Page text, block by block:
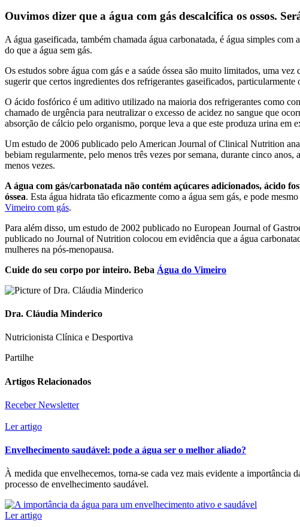
Ouvimos dizer que a água com gás descalcifica os ossos.
A água gaseificada, também chamada água carbonatada, é água simples
do que a água sem gás.
Os estudos sobre água com gás e a saúde óssea são muito limitados, uma
sugerir que certos ingredientes dos refrigerantes gaseificados,
O ácido fosfórico é um aditivo utilizado na maioria dos refrigerantes como
chamado de urgência para neutralizar o excesso de acidez no sangue que
absorção de cálcio pelo organismo, porque leva a que este produza urina em
Um estudo de 2006 publicado pelo American Journal of Clinical Nutrition
bebiam regularmente, pelo menos três vezes por semana, durante cinco
menos vezes.
A água com gás/carbonatada não contém açúcares adicionados, ácido
óssea. Esta água hidrata tão eficazmente como a água sem gás, e pode
Vimeiro com gás.
Para além disso, um estudo de 2002 publicado no European Journal of
publicado no Journal of Nutrition colocou em evidência que a água
mulheres na pós-menopausa.
Cuide do seu corpo por inteiro. Beba Água do Vimeiro
Dra. Cláudia Minderico
Nutricionista Clínica e Desportiva
Partilhe
Artigos Relacionados
Receber Newsletter
Ler artigo
Envelhecimento saudável: pode a água ser o melhor aliado?
À medida que envelhecemos, torna-se cada vez mais evidente a importância
processo de envelhecimento saudável.
Ler artigo